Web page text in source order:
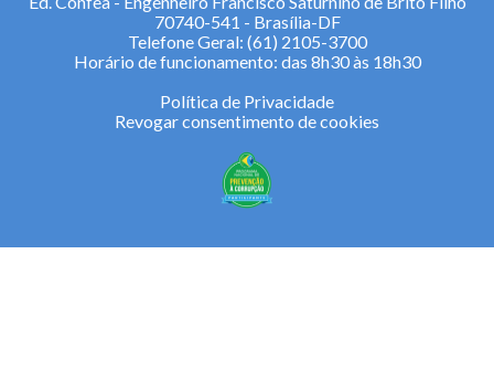
70740-541 - Brasília-DF
Telefone Geral: (61) 2105-3700
Horário de funcionamento: das 8h30 às 18h30
Política de Privacidade
Revogar consentimento de cookies